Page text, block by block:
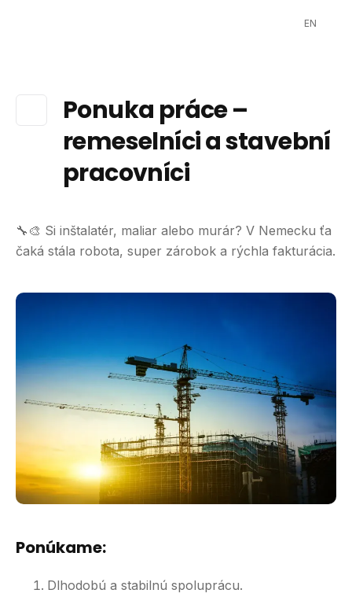
EN
Ponuka práce –
remeselníci a stavební
pracovníci
🔧🎨 Si inštalatér, maliar alebo murár? V Nemecku ťa
čaká stála robota, super zárobok a rýchla fakturácia.
Ponúkame:
Dlhodobú a stabilnú spoluprácu.